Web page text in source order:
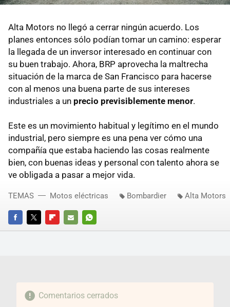
Alta Motors no llegó a cerrar ningún acuerdo. Los
planes entonces sólo podían tomar un camino: esperar
la llegada de un inversor interesado en continuar con
su buen trabajo. Ahora, BRP aprovecha la maltrecha
situación de la marca de San Francisco para hacerse
con al menos una buena parte de sus intereses
industriales a un precio previsiblemente menor.
Este es un movimiento habitual y legítimo en el mundo
industrial, pero siempre es una pena ver cómo una
compañía que estaba haciendo las cosas realmente
bien, con buenas ideas y personal con talento ahora se
ve obligada a pasar a mejor vida.
FACEBOOKTWITTERFLIPBOARD
E-
WHATSAPP
TEMAS Motos eléctricas Bombardier Alta Motors
Comentarios cerrados